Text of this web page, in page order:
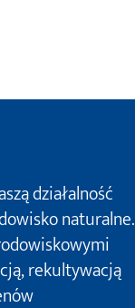
działalność
naturalne.
rekultywacją